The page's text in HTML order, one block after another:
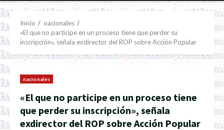
principal
Inicio
nacionales
«El que no participe en un proceso tiene que perder su
inscripción», señala exdirector del ROP sobre Acción Popular
nacionales
«El que no participe en un proceso tiene
que perder su inscripción», señala
exdirector del ROP sobre Acción Popular